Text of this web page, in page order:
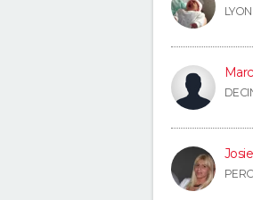
LYON